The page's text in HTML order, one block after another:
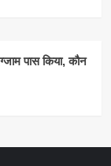
पास किया, कौन